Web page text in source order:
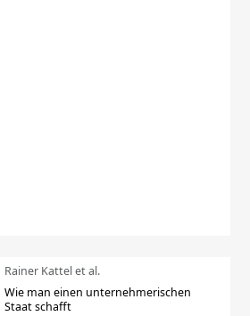
Rainer Kattel et al.
Wie man einen unternehmerischen
Staat schafft